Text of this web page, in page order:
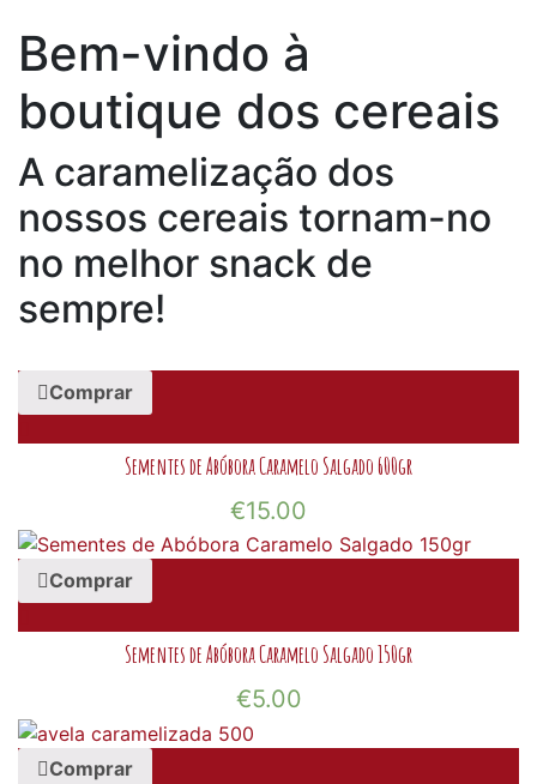
Bem-vindo à
boutique dos cereais
A caramelização dos
nossos cereais tornam-no
no melhor snack de
sempre!
Comprar
Sementes de Abóbora Caramelo Salgado 600gr
€15.00
Comprar
Sementes de Abóbora Caramelo Salgado 150gr
€5.00
Comprar